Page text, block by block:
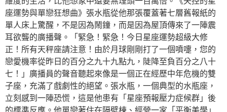
座運勢與單戀狂想曲》張水瓶從他那張覆蓋著七層舊報紙的
單人床上驚醒，不是因為鬧鐘，而是因為屋頂傳來了一陣震
耳欲聾的廣播聲。「緊急！緊急！今日星座運勢超級大修
正！所有天秤座請注意！由於月球剛剛打了一個噴嚏，您的
戀愛機率從昨日的百分之九十九點九，陡降至負百分之八十
七！」廣播員的聲音聽起來像是一個正在經歷中年危機的雙
子座，充滿了戲劇性的絕望。張水瓶，一個典型的水瓶座，
立刻感到一陣恐慌，這是他患有「星座預報壓力症候群」後
的標準反應。他單戀著住在隔壁棟、經營一家「平衡美學」